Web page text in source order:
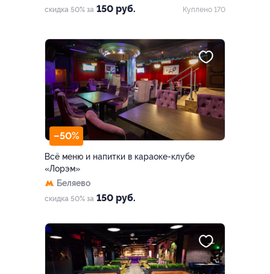
скидка 50% за 150 руб.
Куплено 170
–50%
Всё меню и напитки в караоке-клубе
«Лорэм»
Беляево
скидка 50% за 150 руб.